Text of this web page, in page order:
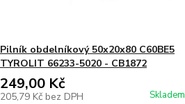
Pilník obdelníkový 50x20x80 C60BE5
TYROLIT 66233-5020 - CB1872
249,00 Kč
205,79 Kč bez DPH Skladem